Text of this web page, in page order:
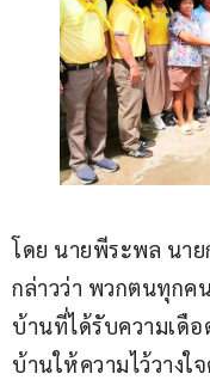
โดย นายพีระพล นา
กล่าวว่า พวกตนทุกค
บ้านที่ได้รับความเดื
บ้านให้ความไว้วางใ